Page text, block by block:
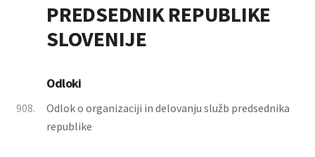
PREDSEDNIK REPUBLIKE
SLOVENIJE
Odloki
908.
Odlok o organizaciji in delovanju služb predsednika
republike